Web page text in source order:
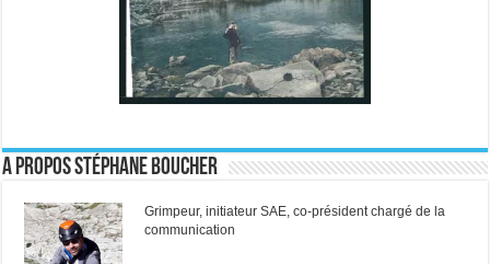
A propos Stéphane Boucher
Grimpeur, initiateur SAE, co-président chargé de la
communication